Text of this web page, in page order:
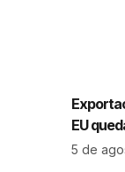
EU
5 de